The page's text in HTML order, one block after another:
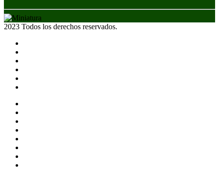
2023 Todos los derechos reservados.